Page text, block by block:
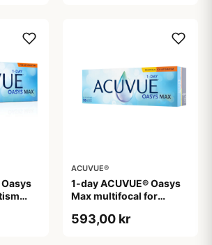
ACUVUE®
1-day ACUVUE® Oasys
Max multifocal for
Endagslinser
593,00 kr